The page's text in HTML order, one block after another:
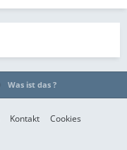
Was ist das ?
Kontakt
Cookies